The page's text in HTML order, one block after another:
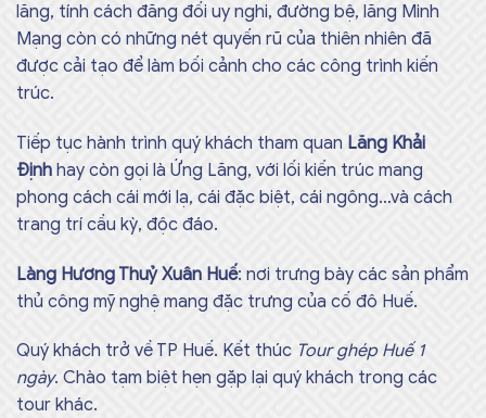
lăng, tính cách đăng đối uy nghi, đường bệ, lăng Minh
Mạng còn có những nét quyến rũ của thiên nhiên đã
được cải tạo để làm bối cảnh cho các công trình kiến
trúc.
Tiếp tục hành trình quý khách tham quan Lăng Khải
Định hay còn gọi là Ứng Lăng, với lối kiến trúc mang
phong cách cái mới lạ, cái đặc biệt, cái ngông…và cách
trang trí cầu kỳ, độc đáo.
Làng Hương Thuỷ Xuân Huế: nơi trưng bày các sản phẩm
thủ công mỹ nghệ mang đặc trưng của cố đô Huế.
Quý khách trở về TP Huế. Kết thúc Tour ghép Huế 1
ngày. Chào tạm biệt hẹn gặp lại quý khách trong các
tour khác.